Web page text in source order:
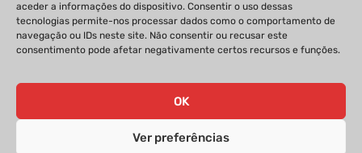
aceder a informações do dispositivo. Consentir o uso dessas
tecnologias permite-nos processar dados como o comportamento de
navegação ou IDs neste site. Não consentir ou recusar este
consentimento pode afetar negativamente certos recursos e funções.
OK
Ver preferências
PRIVACIDADE FICHA TÉCNICA
ESTATUTO EDITORIAL